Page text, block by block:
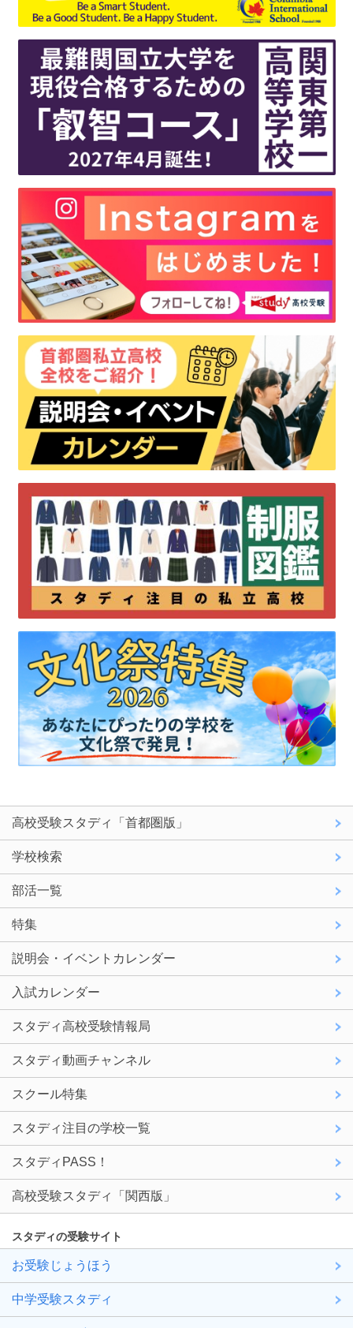
高校受験スタディ「首都圏版」
学校検索
部活一覧
特集
説明会・イベントカレンダー
入試カレンダー
スタディ高校受験情報局
スタディ動画チャンネル
スクール特集
スタディ注目の学校一覧
スタディPASS！
高校受験スタディ「関西版」
スタディの受験サイト
お受験じょうほう
中学受験スタディ